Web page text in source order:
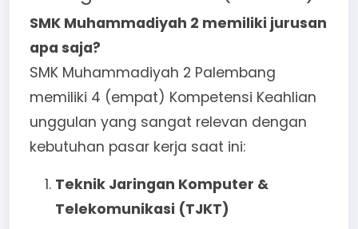
SMK Muhammadiyah 2 memiliki jurusan
apa saja?
SMK Muhammadiyah 2 Palembang
memiliki 4 (empat) Kompetensi Keahlian
unggulan yang sangat relevan dengan
kebutuhan pasar kerja saat ini:
Teknik Jaringan Komputer &
Telekomunikasi (TJKT)